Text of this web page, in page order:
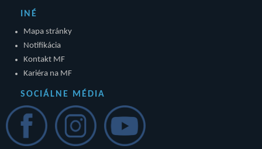
INÉ
Mapa stránky
Notifikácia
Kontakt MF
Kariéra na MF
SOCIÁLNE MÉDIA